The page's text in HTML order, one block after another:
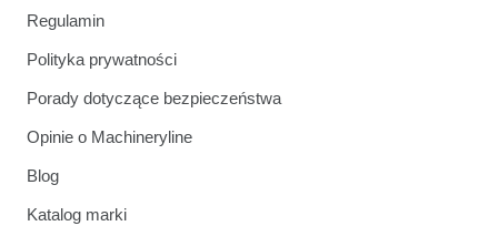
Regulamin
Polityka prywatności
Porady dotyczące bezpieczeństwa
Opinie o Machineryline
Blog
Katalog marki